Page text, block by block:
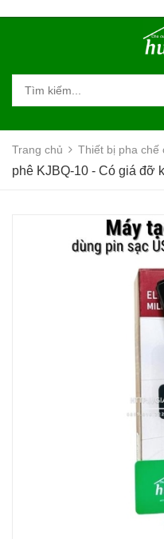
Trang chủ Thiết bị pha chế
phê KJBQ-10 - Có giá đỡ